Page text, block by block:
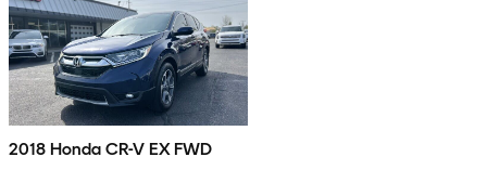
2018 Honda CR-V EX FWD